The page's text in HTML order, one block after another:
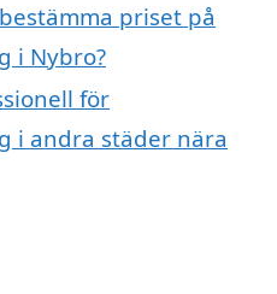
priset på
i Nybro?
för
i andra städer nära